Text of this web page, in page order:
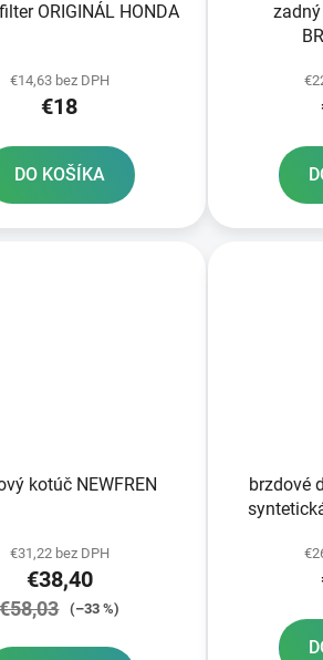
ORIGINÁL HONDA
€14,63 bez DPH
€18
DO KOŠÍKA
kotúč NEWFREN
€31,22 bez DPH
€38,40
€58,03 (–33 %)
brzdové